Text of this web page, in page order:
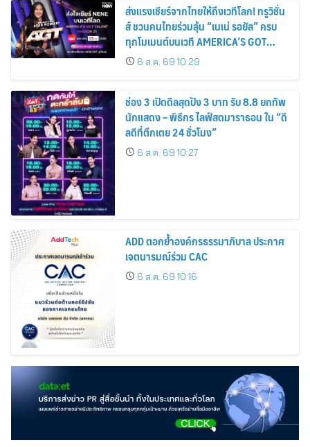
ส่งแรงเชียร์จากไทยให้ถึงเวทีโลก! ทรูวิชั่น
ส์ ชวนคนไทยร่วมลุ้น “เนเน่ รอยัล” ครบ
ทุกโมเมนต์บนเวที AMERICA’S GOT
TALENT SEASON 21
6 ส.ค. 69 10:29
ช่อง 3 เปิดดีลสุดปัง 3 บาท รับ 8.8 ยกทัพ
นักแสดง – พิธีกร ไลฟ์สดมาราธอน ใน “ดี
ลดีที่ตึกเตย 24 ชั่วโมง”
6 ส.ค. 69 10:27
ADD ตอกย้ำองค์กรธรรมาภิบาล ประกาศ
เจตนารมณ์ร่วม CAC
6 ส.ค. 69 10:16